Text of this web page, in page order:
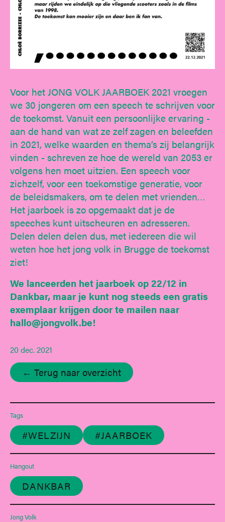
Voor het JONG VOLK JAARBOEK 2021 vroegen
we 30 jongeren om een speech te schrijven voor
de toekomst. Vanuit een persoonlijke ervaring -
aan de hand van wat ze zelf zagen en beleefden
in 2021, welke waarden en thema’s zij belangrijk
vinden - schreven ze hoe de wereld van 2053 er
volgens hen moet uitzien. Een speech voor
zichzelf, voor een toekomstige generatie, voor
de beleidsmakers, om te delen met vrienden…
Het jaarboek is zo opgemaakt dat je de
speeches kunt uitscheuren en adresseren.
Delen delen delen dus, met iedereen die wil
weten hoe het jong volk in Brugge de toekomst
ziet!
We lanceerden het jaarboek op 22/12 in
Dankbar, maar je kunt nog steeds een gratis
exemplaar krijgen door te mailen naar
hallo@jongvolk.be!
20 dec. 2021
← Terug naar overzicht
Tags
#WELZIJN #JAARBOEK
Hangout
DANKBAR
Jong Volk